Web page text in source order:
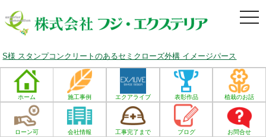
S様 スタンプコンクリートのあるセミクローズ外構 イメージパース
ホーム 施工事例 エクアライブ 表彰作品 植栽のお話
ローン可 会社情報 工事完了まで ブログ お問合せ